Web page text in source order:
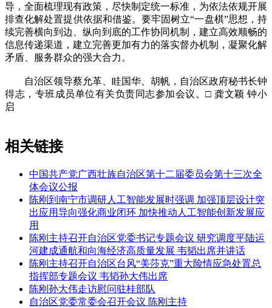
导，全面梳理现有政策，尽快制定统一标准，为依法依规开展
排查化解处置提供依据和借鉴。要牢固树立“一盘棋”思想，持
续完善横向到边、纵向到底的工作协同机制，建立高效顺畅的
信息传递渠道，建立完善更加有力的落实督办机制，凝聚化解
矛盾、服务群众的强大合力。
自治区领导蔡允革、眭国华、胡帆，自治区政府秘书长钟
得志，专班成员单位有关负责同志参加会议。□ 龚文颖 钟小
启
相关链接
中国共产党广西壮族自治区第十二届委员会第十三次全
体会议公报
陈刚到南宁市调研人工智能发展时强调 加强顶层设计突
出应用导向强化商业闭环 加快推动人工智能创新发展应
用
陈刚主持召开自治区党委书记专题会议 研究调度平陆运
河建成通航和向海经济高质量发展 韦韬出席并讲话
陈刚主持召开自治区台风“美莎克”重大险情应急处置总
指挥部专题会议 韦韬孙大伟出席
陈刚孙大伟走访慰问驻桂部队
自治区党委常委会召开会议 陈刚主持